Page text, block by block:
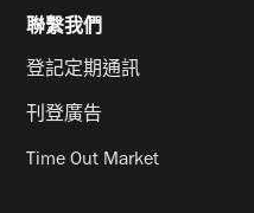
聯繫我們
登記定期通訊
刊登廣告
Time Out Market